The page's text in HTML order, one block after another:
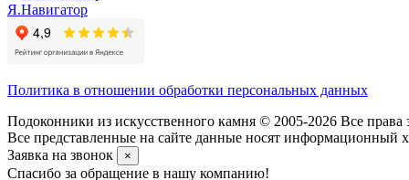
Я.Навигатор
Политика в отношении обработки персональных данных
Подоконники из искусственного камня © 2005-2026 Все
Все представленные на сайте данные носят информационный
Заявка на звонок
×
Спасибо за обращение в нашу компанию!